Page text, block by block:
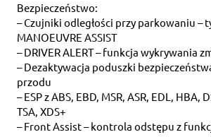
Bezpieczeństwo:
– Czujniki odległości przy parkowaniu –
MANOEUVRE ASSIST
– DRIVER ALERT – funkcja wykrywania
– Dezaktywacja poduszki
przodu
– ESP z ABS, EBD, MSR, ASR, EDL, HBA,
TSA, XDS+
– Front Assist – kontrola odstępu z